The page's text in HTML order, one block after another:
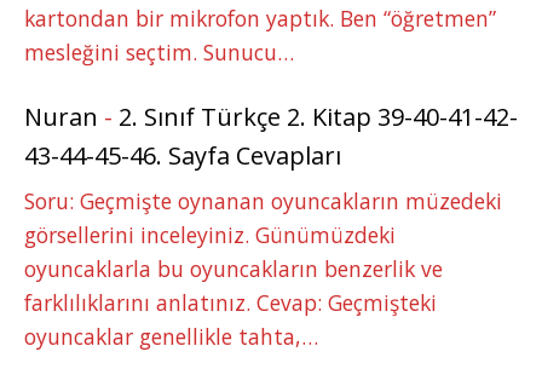
kartondan bir mikrofon yaptık. Ben “öğretmen”
mesleğini seçtim. Sunucu…
Nuran - 2. Sınıf Türkçe 2. Kitap 39-40-41-42-
43-44-45-46. Sayfa Cevapları
Soru: Geçmişte oynanan oyuncakların müzedeki
görsellerini inceleyiniz. Günümüzdeki
oyuncaklarla bu oyuncakların benzerlik ve
farklılıklarını anlatınız. Cevap: Geçmişteki
oyuncaklar genellikle tahta,…